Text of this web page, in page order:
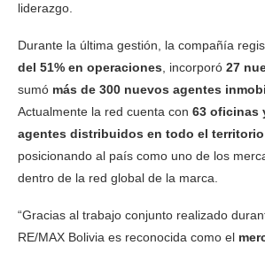
liderazgo.
Durante la última gestión, la compañía
del 51% en operaciones , incorporó 27
sumó más de 300 nuevos agentes
Actualmente la red cuenta con 63 oficinas
agentes distribuidos en todo el
posicionando al país como uno de los
dentro de la red global de la marca.
“Gracias al trabajo conjunto realizado
RE/MAX Bolivia es reconocida como el